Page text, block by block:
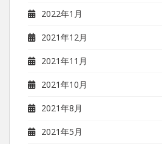
2022年1月
2021年12月
2021年11月
2021年10月
2021年8月
2021年5月